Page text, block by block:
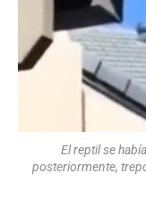
El reptil se
posteriormente,